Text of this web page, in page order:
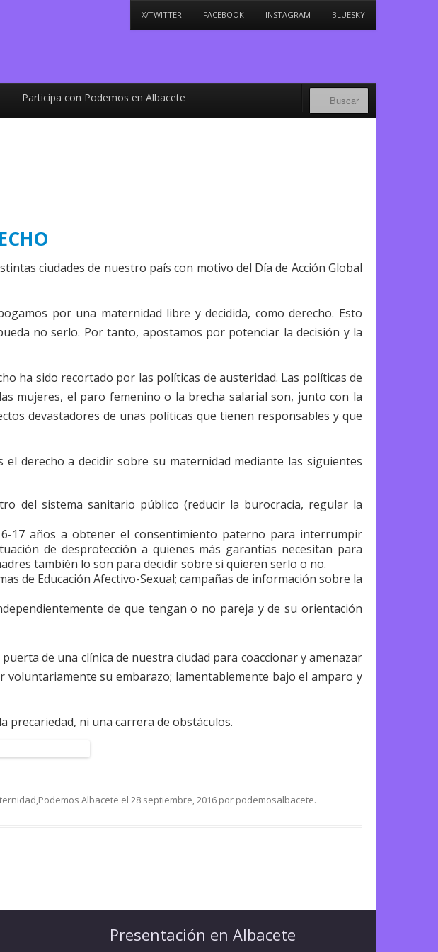
X/TWITTER FACEBOOK INSTAGRAM BLUESKY
Participa con Podemos en Albacete
ciudades de nuestro país con motivo del Día de Acción Global
por una maternidad libre y decidida, como derecho. Esto
no serlo. Por tanto, apostamos por potenciar la decisión y la
ha sido recortado por las políticas de austeridad. Las políticas de
mujeres, el paro femenino o la brecha salarial son, junto con la
devastadores de unas políticas que tienen responsables y que
derecho a decidir sobre su maternidad mediante las siguientes
del sistema sanitario público (reducir la burocracia, regular la
17 años a obtener el consentimiento paterno para interrumpir
de desprotección a quienes más garantías necesitan para
también lo son para decidir sobre si quieren serlo o no.
de Educación Afectivo-Sexual; campañas de información sobre la
de que tengan o no pareja y de su orientación
de una clínica de nuestra ciudad para coaccionar y amenazar
su embarazo; lamentablemente bajo el amparo y
precariedad, ni una carrera de obstáculos.
,Podemos Albacete el 28 septiembre, 2016 por podemosalbacete.
Presentación en Albacete